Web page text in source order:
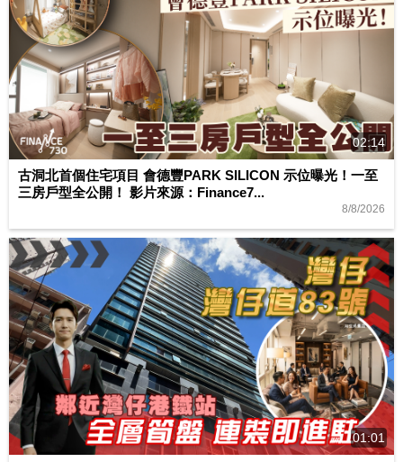
02:14
古洞北首個住宅項目 會德豐PARK SILICON 示位曝光！一至
三房戶型全公開！ 影片來源：Finance7...
8/8/2026
01:01